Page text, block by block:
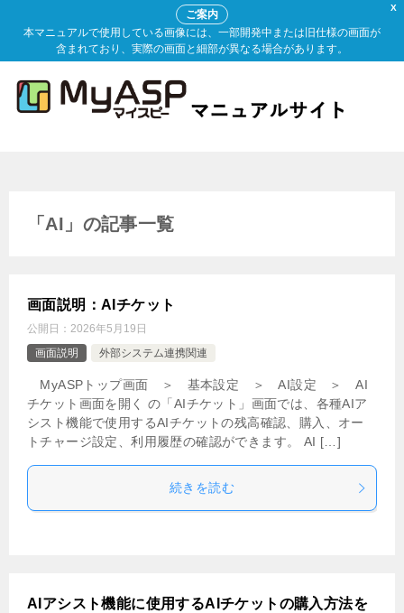
X
ご案内
本マニュアルで使用している画像には、一部開発中または旧仕様の画面が
含まれており、実際の画面と細部が異なる場合があります。
「AI」の記事一覧
画面説明：AIチケット
公開日： 2026年5月19日
画面説明
外部システム連携関連
MyASPトップ画面 ＞ 基本設定 ＞ AI設定 ＞ AI
チケット画面を開く の「AIチケット」画面では、各種AIア
シスト機能で使用するAIチケットの残高確認、購入、オー
トチャージ設定、利用履歴の確認ができます。 AI […]
続きを読む
AIアシスト機能に使用するAIチケットの購入方法を